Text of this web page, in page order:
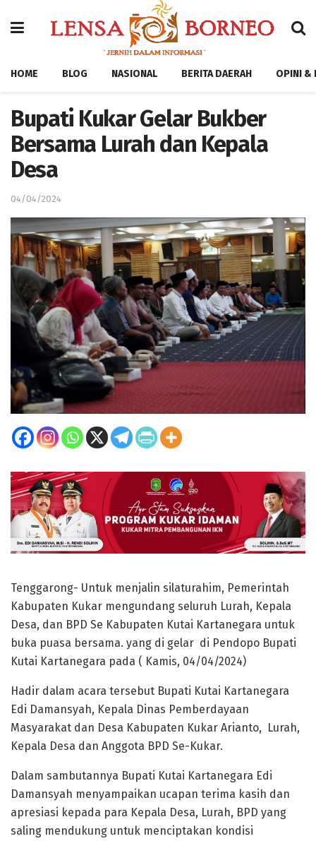
HOME BLOG NASIONAL BERITA DAERAH OPINI &
Bupati Kukar Gelar Bukber
Bersama Lurah dan Kepala
Desa
04/04/2024
Tenggarong- Untuk menjalin silaturahim, Pemerintah
Kabupaten Kukar mengundang seluruh Lurah, Kepala
Desa, dan BPD Se Kabupaten Kutai Kartanegara untuk
buka puasa bersama. yang di gelar di Pendopo Bupati
Kutai Kartanegara pada ( Kamis, 04/04/2024)
Hadir dalam acara tersebut Bupati Kutai Kartanegara
Edi Damansyah, Kepala Dinas Pemberdayaan
Masyarakat dan Desa Kabupaten Kukar Arianto, Lurah,
Kepala Desa dan Anggota BPD Se-Kukar.
Dalam sambutannya Bupati Kutai Kartanegara Edi
Damansyah menyampaikan ucapan terima kasih dan
apresiasi kepada para Kepala Desa, Lurah, BPD yang
saling mendukung untuk menciptakan kondisi